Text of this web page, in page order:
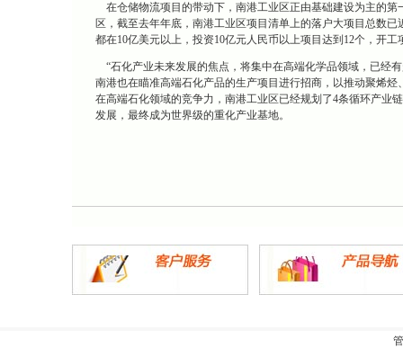
在仓储物流项目的带动下，南港工业区正由基础建设为主的
区，截至去年年底，南港工业区项目清单上的落户大项目总数
都在10亿美元以上，投资10亿元人民币以上项目达到12个，开
“石化产业未来发展的焦点，将集中在高端化学品领域，已经
南港也在瞄准高端石化产品的生产项目进行招商，以推动聚烯
在高端石化领域的竞争力，南港工业区已经规划了4条循环产业
发展，最终成为世界级的重化产业基地。